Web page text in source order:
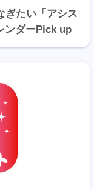
ぎたい「アシス
ンダーPick up